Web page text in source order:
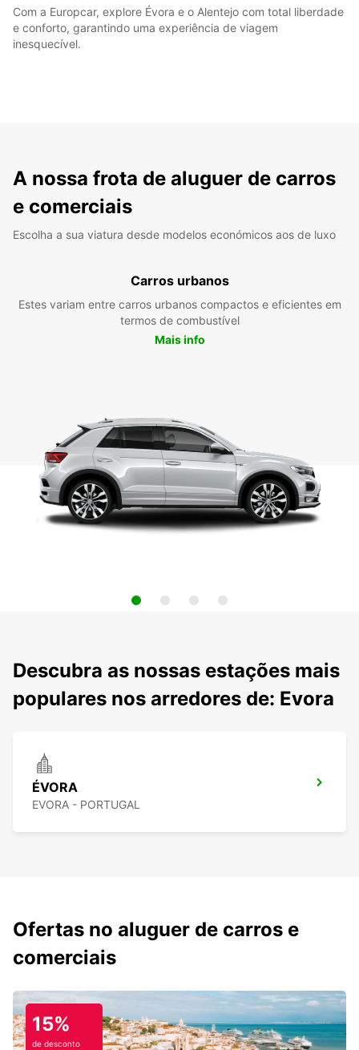
Com a Europcar, explore Évora e o Alentejo com total liberdade
e conforto, garantindo uma experiência de viagem
inesquecível.
A nossa frota de aluguer de carros
e comerciais
Escolha a sua viatura desde modelos económicos aos de luxo
Carros urbanos
Estes variam entre carros urbanos compactos e eficientes em
termos de combustível
Mais info
Descubra as nossas estações mais
populares nos arredores de: Evora
ÉVORA
EVORA - PORTUGAL
Ofertas no aluguer de carros e
comerciais
15%
de desconto